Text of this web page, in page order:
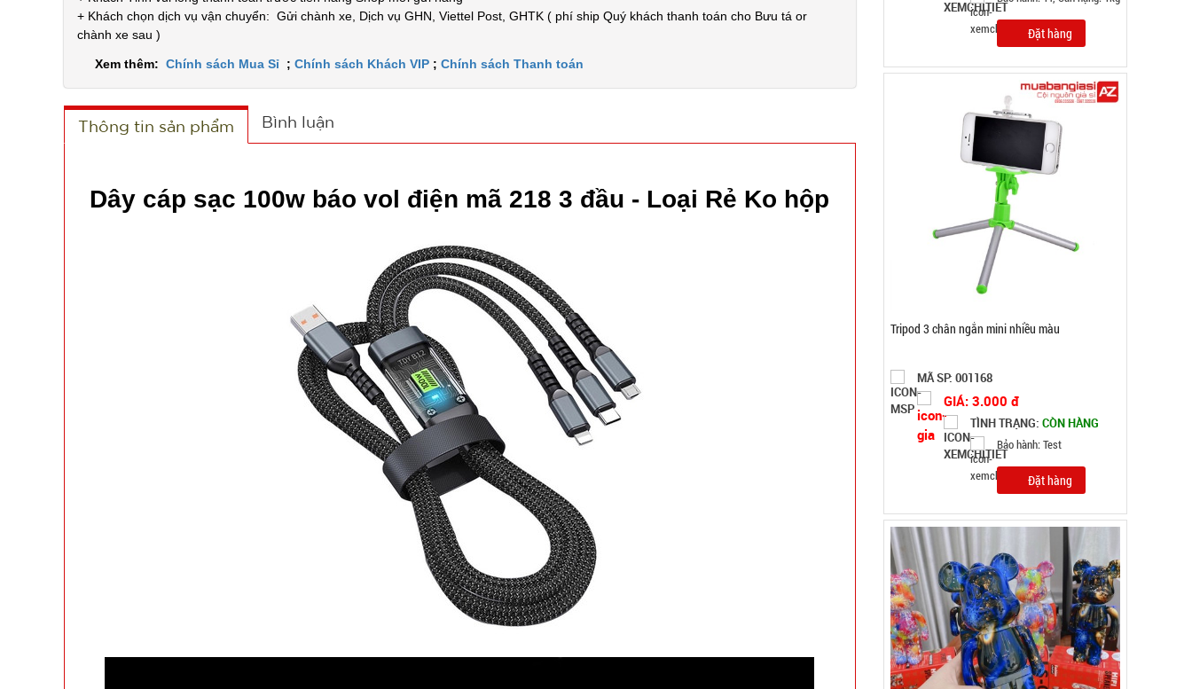
+ Khách chọn dịch vụ vận chuyển: Gửi chành xe, Dịch vụ GHN, Viettel Post, GHTK ( phí ship Quý khách thanh toán cho Bưu tá or
chành xe sau )
Xem thêm: Chính sách Mua Sỉ ; Chính sách Khách VIP ; Chính sách Thanh toán
Thông tin sản phẩm Bình luận
Dây cáp sạc 100w báo vol điện mã 218 3 đầu - Loại Rẻ Ko hộp
Đặt hàng
xịn
GIÁ: 115.000 đ
TÌNH TRẠNG:
Bảo hành: 1T, Cân nặng:
0,5kg
Đặt hàng